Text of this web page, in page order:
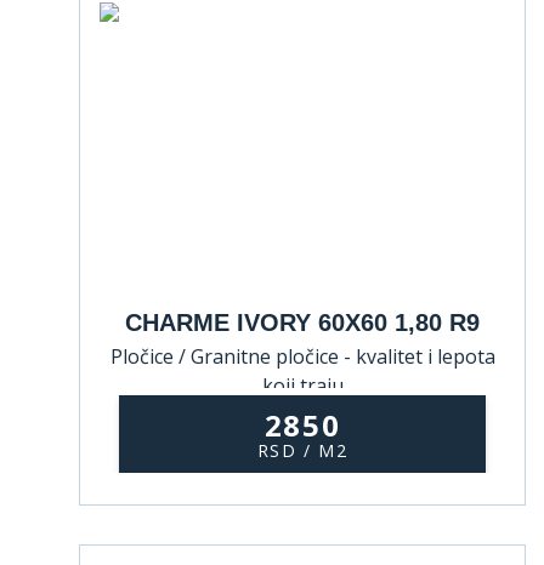
CHARME IVORY 60X60 1,80 R9
Pločice / Granitne pločice - kvalitet i lepota
koji traju
2850
RSD / M2